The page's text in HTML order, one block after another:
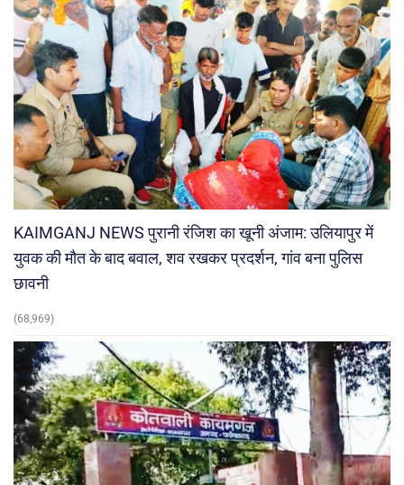
KAIMGANJ NEWS पुरानी रंजिश का खूनी अंजाम: उलियापुर में
युवक की मौत के बाद बवाल, शव रखकर प्रदर्शन, गांव बना पुलिस
छावनी
(68,969)